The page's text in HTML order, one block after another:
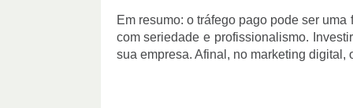
Em resumo: o tráfego pago pode ser
com seriedade e profissionalismo.
sua empresa. Afinal, no marketing digital,